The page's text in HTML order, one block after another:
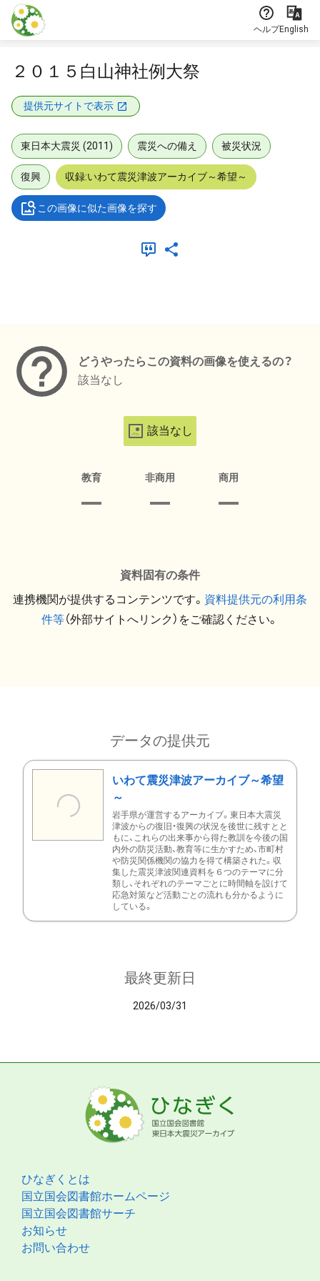
本文に飛ぶ
ヘルプEnglish
２０１５白山神社例大祭
提供元サイトで表示
東日本大震災 (2011) 震災への備え 被災状況
復興 収録:いわて震災津波アーカイブ～希望～
この画像に似た画像を探す
どうやったらこの資料の画像を使えるの？
該当なし
該当なし
教育 非商用 商用
資料固有の条件
連携機関が提供するコンテンツです。 資料提供元の利用条
件等（外部サイトへリンク）をご確認ください。
データの提供元
いわて震災津波アーカイブ～希望
～
岩手県が運営するアーカイブ。東日本大震災
津波からの復旧・復興の状況を後世に残すとと
もに、これらの出来事から得た教訓を今後の国
内外の防災活動、教育等に生かすため、市町村
や防災関係機関の協力を得て構築された。収
集した震災津波関連資料を６つのテーマに分
類し、それぞれのテーマごとに時間軸を設けて
応急対策など活動ごとの流れも分かるように
している。
最終更新日
2026/03/31
ひなぎくとは
国立国会図書館ホームページ
国立国会図書館サーチ
お知らせ
お問い合わせ